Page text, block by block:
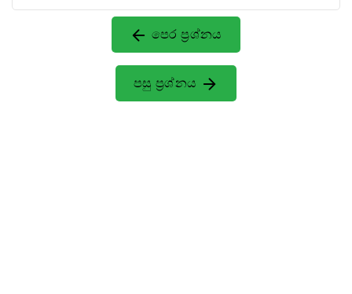
පෙර ප්‍රශ්නය
පසු ප්‍රශ්නය